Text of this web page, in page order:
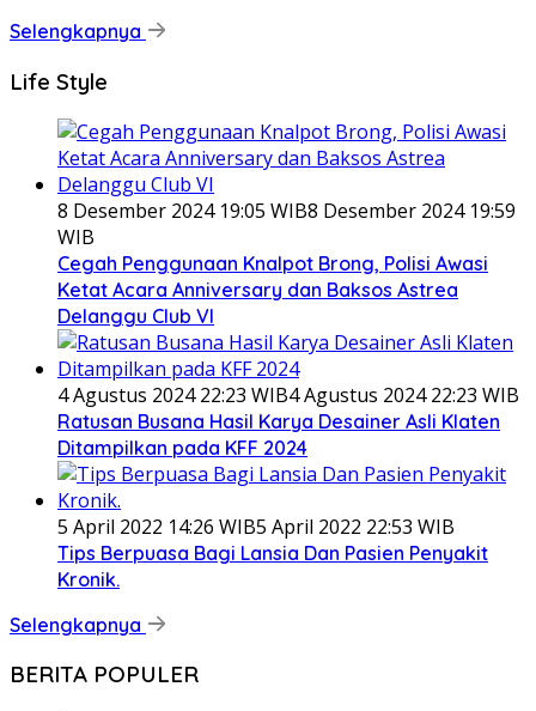
Selengkapnya
Life Style
8 Desember 2024 19:05 WIB8 Desember 2024 19:59
WIB
Cegah Penggunaan Knalpot Brong, Polisi Awasi
Ketat Acara Anniversary dan Baksos Astrea
Delanggu Club VI
4 Agustus 2024 22:23 WIB4 Agustus 2024 22:23 WIB
Ratusan Busana Hasil Karya Desainer Asli Klaten
Ditampilkan pada KFF 2024
5 April 2022 14:26 WIB5 April 2022 22:53 WIB
Tips Berpuasa Bagi Lansia Dan Pasien Penyakit
Kronik.
Selengkapnya
BERITA POPULER